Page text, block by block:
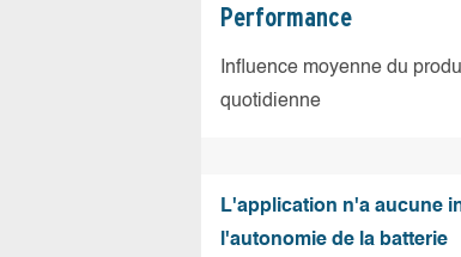
Performance
Influence moyenne du
quotidienne
L'application n'a aucune
l'autonomie de la batterie